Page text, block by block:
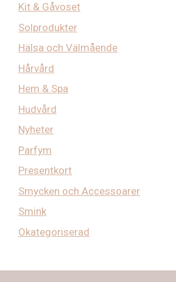
Kit & Gåvoset
Solprodukter
Hälsa och Välmående
Hårvård
Hem & Spa
Hudvård
Nyheter
Parfym
Presentkort
Smycken och Accessoarer
Smink
Okategoriserad